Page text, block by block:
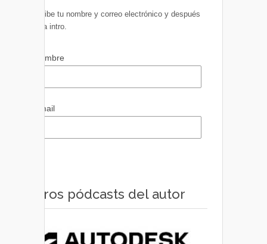
Escribe tu nombre y correo electrónico y después
pulsa intro.
Nombre
Email
Otros pódcasts del autor